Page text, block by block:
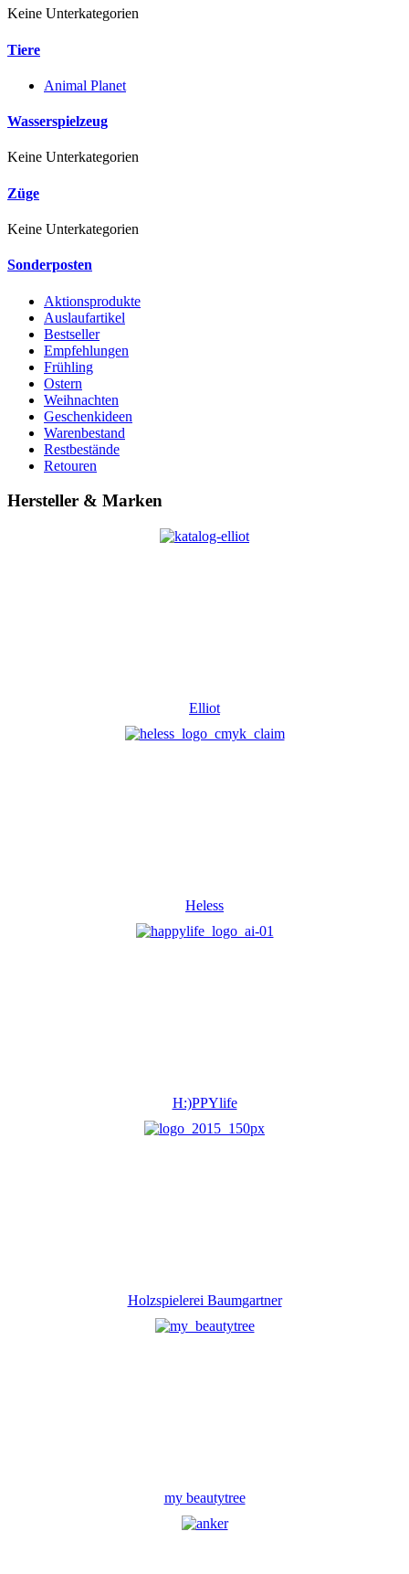
Keine Unterkategorien
Tiere
Animal Planet
Wasserspielzeug
Keine Unterkategorien
Züge
Keine Unterkategorien
Sonderposten
Aktionsprodukte
Auslaufartikel
Bestseller
Empfehlungen
Frühling
Ostern
Weihnachten
Geschenkideen
Warenbestand
Restbestände
Retouren
Hersteller & Marken
Elliot
Heless
H:)PPYlife
Holzspielerei Baumgartner
my beautytree